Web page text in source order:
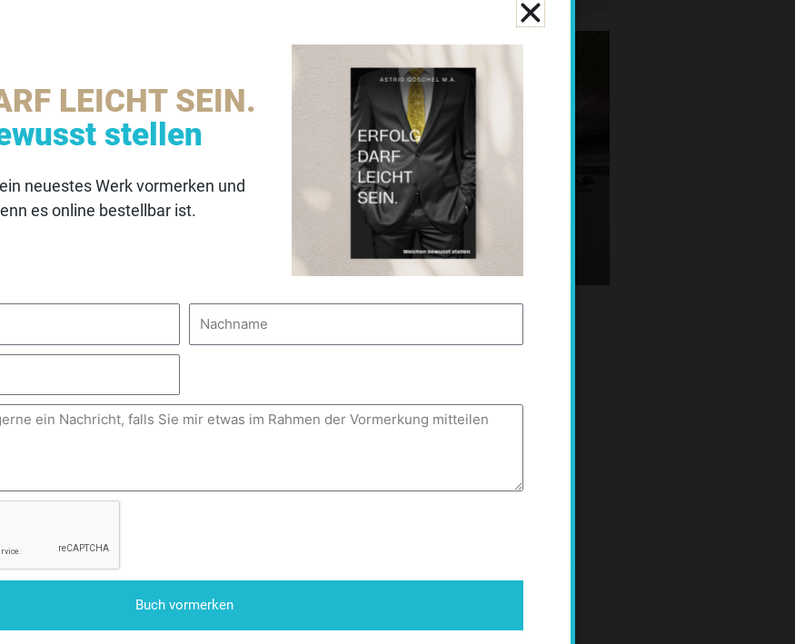
und Ihren Angeboten auf der Website
BOXENSTOPP-
Bereit für ein Tuning?
Die Boxenstopp-News richten sich an
Führungskräfte, die den Blick über den
Tellerrand nicht scheuen.
BOXENSTOPP-
NEWS
DER NEWSLETTER FÜR
FÜHRUNGSKRÄFTE IM
MITTELSTAND.
GRATIS ABONNIEREN
Datenschutzeinstellungen
technisch notwendige Cookies auf unserer Webseite sowie externe
Standardmäßig sind alle externen Dienste deaktiviert. Sie können diese
Belieben aktivieren & deaktivieren. Für weitere Informationen lesen Sie
✓ Akzeptieren
Personalisieren
LEICHT SEIN.
stellen
neuestes Werk vormerken und
es online bestellbar ist.
Buch vormerken